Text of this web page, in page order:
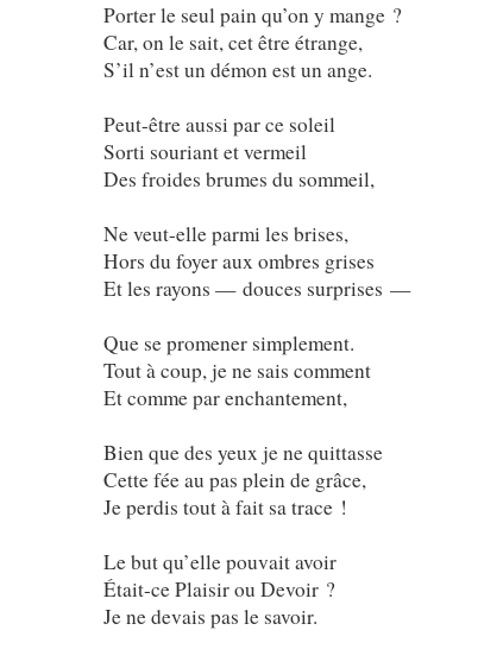
Porter le seul pain qu’on y mange ?
Car, on le sait, cet être étrange,
S’il n’est un démon est un ange.
Peut-être aussi par ce soleil
Sorti souriant et vermeil
Des froides brumes du sommeil,
Ne veut-elle parmi les brises,
Hors du foyer aux ombres grises
Et les rayons — douces surprises —
Que se promener simplement.
Tout à coup, je ne sais comment
Et comme par enchantement,
Bien que des yeux je ne quittasse
Cette fée au pas plein de grâce,
Je perdis tout à fait sa trace !
Le but qu’elle pouvait avoir
Était-ce Plaisir ou Devoir ?
Je ne devais pas le savoir.